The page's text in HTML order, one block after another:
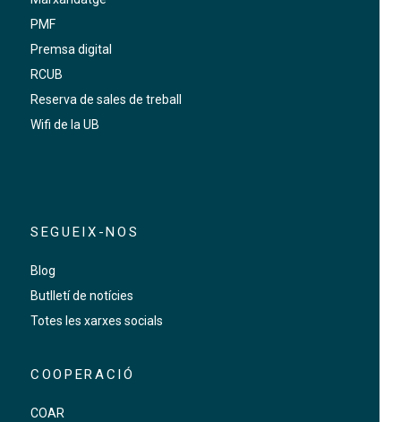
PMF
Premsa digital
RCUB
Reserva de sales de treball
Wifi de la UB
SEGUEIX-NOS
Blog
Butlletí de notícies
Totes les xarxes socials
COOPERACIÓ
COAR